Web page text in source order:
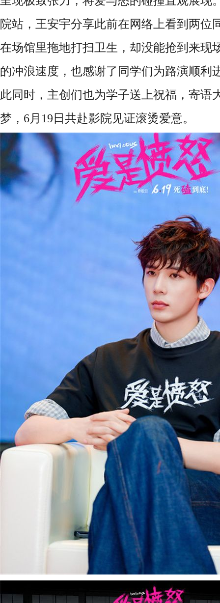
院站，王安宇分享此前在网络上看到两位
在场馆里拖地打扫卫生，却没能抢到来现
的冲浪速度，也感谢了同学们为路演顺利
此同时， 主创们也为学子送上祝福，寄语
梦， 6月19日 共赴影院见证滚烫爱意。